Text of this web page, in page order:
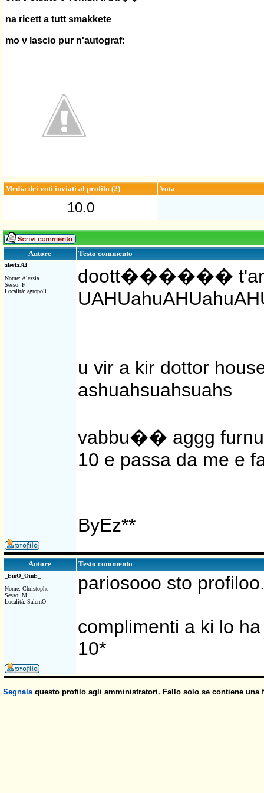
na ricett a tutt smakkete
mo v lascio pur n'autograf:
Media dei voti inviati al profilo (2) Vota
10.0
Autore Testo commento
alexia.94
Nome: Alessia
Sesso: F
Località: agropoli
doott������
u vir a kir dottor
ashuahsuahsuahs
vabbu�� aggg
10 e passa da me e
ByEz**
Autore Testo commento
_EmO_OmE_
Nome: Christophe
Sesso: M
Località: SalernO
pariosooo sto
complimenti a ki lo
10*
Segnalaquesto profilo agli amministratori. Fallo solo se contiene una